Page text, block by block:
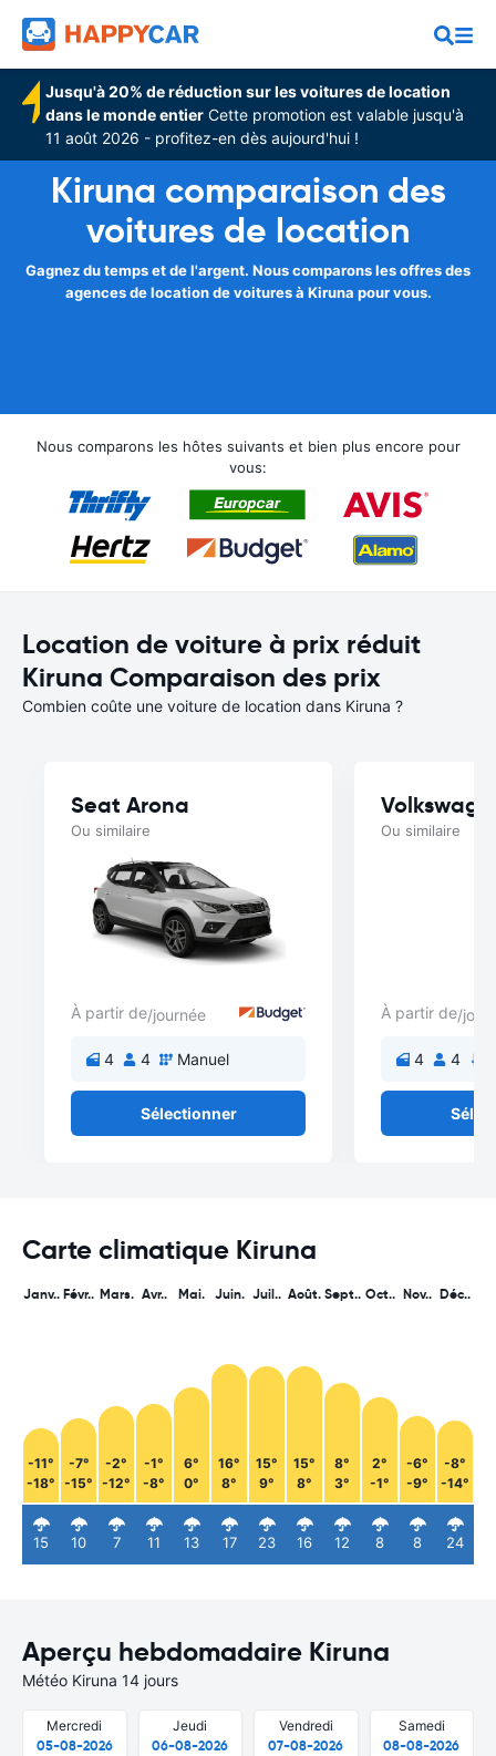
Jusqu'à 20% de réduction sur les voitures de location
dans le monde entier Cette promotion est valable jusqu'à
11 août 2026 - profitez-en dès aujourd'hui !
Kiruna comparaison des
voitures de location
Gagnez du temps et de l'argent. Nous comparons les offres des
agences de location de voitures à Kiruna pour vous.
Nous comparons les hôtes suivants et bien plus encore pour
vous:
Location de voiture à prix réduit
Kiruna Comparaison des prix
Combien coûte une voiture de location dans Kiruna ?
Seat Arona
Ou similaire
À partir de/journée
4 4 Manuel
Sélectionner
Ou similaire
À partir de/
4 4
Carte climatique Kiruna
Janv..
-11°
-18°
15
Févr..
-7°
-15°
10
Mars.
-2°
-12°
7
Avr..
-1°
-8°
11
Mai.
6°
0°
13
Juin.
16°
8°
17
Juil..
15°
9°
23
Août.
15°
8°
16
Sept..
8°
3°
12
Oct..
2°
-1°
8
Nov..
-6°
-9°
8
Déc..
-8°
-14°
24
Aperçu hebdomadaire Kiruna
Météo Kiruna 14 jours
Mercredi
05-08-2026
Jeudi
06-08-2026
Vendredi
07-08-2026
Samedi
08-08-2026